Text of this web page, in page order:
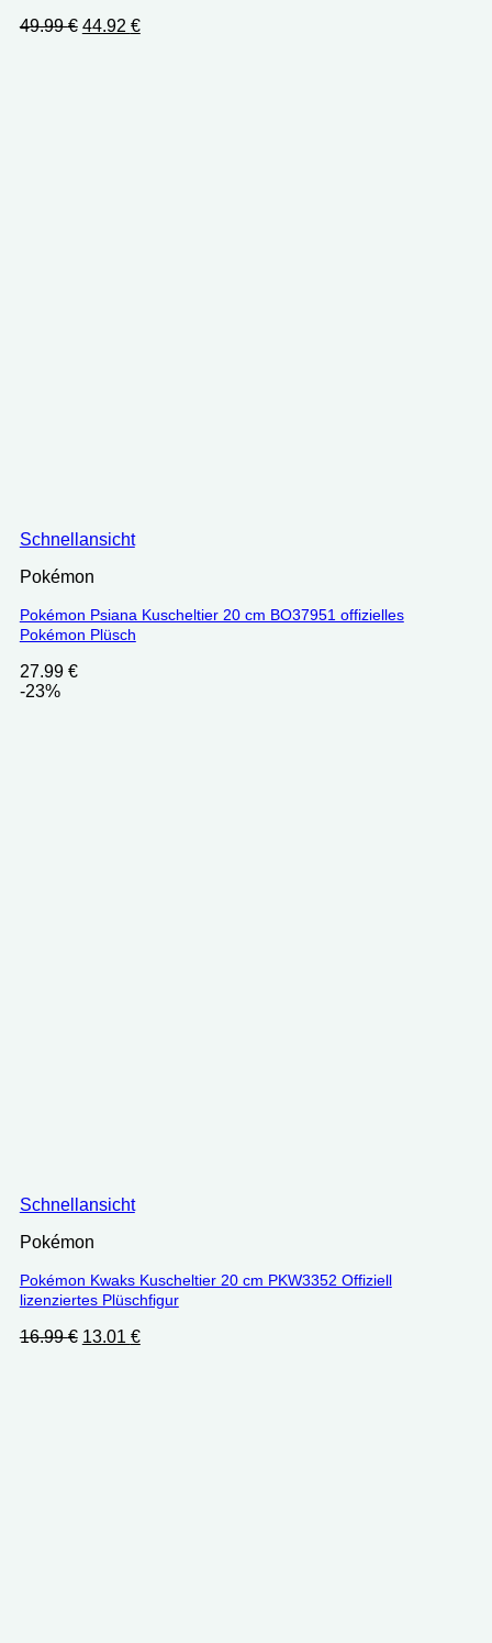
49.99€ Ursprünglicher
44.92 €Aktueller
Schnellansicht
Pokémon
Pokémon Psiana Kuscheltier 20 cm BO37951 offizielles
Pokémon Plüsch
27.99 €
-23%
Schnellansicht
Pokémon
Pokémon Kwaks Kuscheltier 20 cm PKW3352 Offiziell
lizenziertes Plüschfigur
16.99€ Ursprünglicher
13.01 €Aktueller